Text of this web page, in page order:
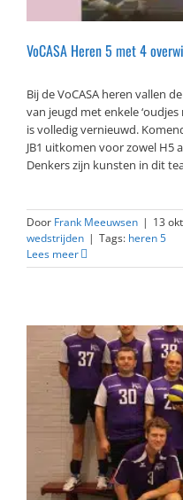
VoCASA Heren 5 met 4
Bij de VoCASA heren vallen
van jeugd met enkele
is volledig vernieuwd.
JB1 uitkomen voor zowel H5
Denkers zijn kunsten in dit
Door Frank Meeuwsen | 13
wedstrijden | Tags: heren 5
Lees meer